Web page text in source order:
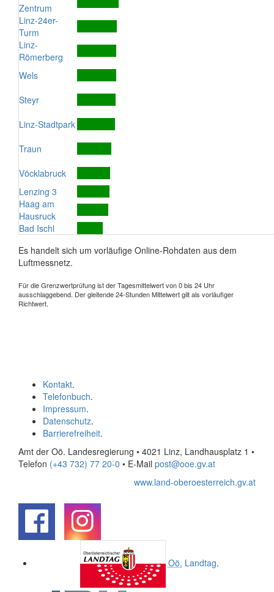
Zentrum
Linz-24er-
Turm
Linz-
Römerberg
Wels
Steyr
Linz-Stadtpark
Traun
Vöcklabruck
Lenzing 3
Haag am
Hausruck
Bad Ischl
Es handelt sich um vorläufige Online-Rohdaten aus dem
Luftmessnetz.
Für die Grenzwertprüfung ist der Tagesmittelwert von 0 bis 24 Uhr
ausschlaggebend. Der gleitende 24-Stunden Mittelwert gilt als vorläufiger
Richtwert.
Kontakt.
Telefonbuch.
Impressum.
Datenschutz.
Barrierefreiheit.
Amt der Oö. Landesregierung • 4021 Linz, Landhausplatz 1 •
Telefon (+43 732) 77 20-0 • E-Mail post@ooe.gv.at
www.land-oberoesterreich.gv.at
Oö. Landtag.